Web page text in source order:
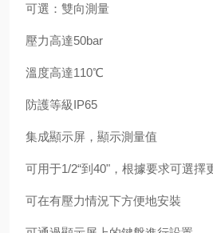
可選：雙向測量
壓力高達50bar
溫度高達110℃
防護等級IP65
集成顯示屏，顯示測量值
可用于1/2“到40"，根據要求可選擇
可在有壓力情況下方便地安裝